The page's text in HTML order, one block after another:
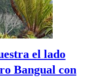
el lado
Bangual con